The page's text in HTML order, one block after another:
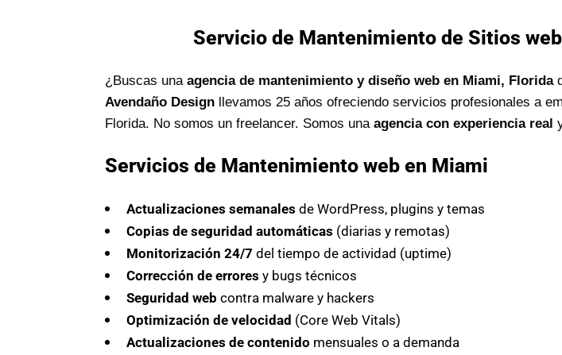
Servicio de Mantenimiento de Sitios
¿Buscas una agencia de mantenimiento y diseño web en Miami, Florida
Avendaño Design llevamos 25 años ofreciendo servicios profesionales a
Florida. No somos un freelancer. Somos una agencia con experiencia real
Servicios de Mantenimiento web en Miami
Actualizaciones semanales de WordPress, plugins y temas
Copias de seguridad automáticas (diarias y remotas)
Monitorización 24/7 del tiempo de actividad (uptime)
Corrección de errores y bugs técnicos
Seguridad web contra malware y hackers
Optimización de velocidad (Core Web Vitals)
Actualizaciones de contenido mensuales o a demanda